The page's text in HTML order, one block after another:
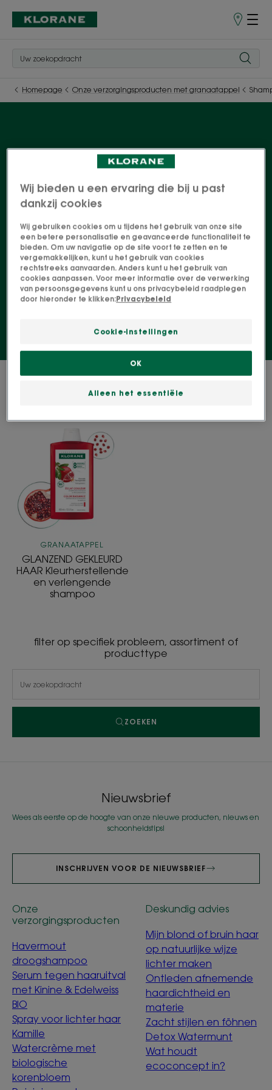
Homepage Onze verzorgingsproducten met granaatappel
Shampoos met
granaatappel
De voordelen van granaatappelschors, gekend
voor haar natuurlijke antioxiderende
eigenschappen, zijn terug te vinden in een
compleet assortiment haarverzorgingsproducten
voor gekleurd haar. Voor intens, kleurrijk haar - net
als uw persoonlijkheid!
1 Resultaat "Shampoos met
granaatappel"
GLANZEND
GEKLEURD
HAAR
Kleurherstellende
en
verlengende
shampoo
GRANAATAPPEL
GLANZEND GEKLEURD
HAAR Kleurherstellende
en verlengende
shampoo
filter op specifiek probleem, assortiment of
producttype
ZOEKEN
Nieuwsbrief
Wees als eerste op de hoogte van onze nieuwe producten, nieuws en
schoonheidstips!
INSCHRIJVEN VOOR DE NIEUWSBRIEF
Onze
verzorgingsproducten
Havermout
droogshampoo
Serum tegen haaruitval
met Kinine & Edelweiss
BIO
Spray voor lichter haar
Kamille
Watercrème met
biologische
korenbloem
Deskundig advies
Mijn blond of bruin haar
op natuurlijke wijze
lichter maken
Ontleden afnemende
haardichtheid en
materie
Zacht stijlen en föhnen
Detox Watermunt
Wat houdt
ecoconcept in?
Wij bieden u een ervaring die bij u past
dankzij cookies
Wij gebruiken cookies om u tijdens het gebruik van onze site
een betere personalisatie en geavanceerde functionaliteit te
bieden. Om uw navigatie op de site voort te zetten en te
vergemakkelijken, kunt u het gebruik van cookies
rechtstreeks aanvaarden. Anders kunt u het gebruik van
cookies aanpassen. Voor meer informatie over de verwerking
van persoonsgegevens kunt u ons privacybeleid raadplegen
door hieronder te klikken:Privacybeleid
Cookie-instellingen
Alleen het essentiële
OK